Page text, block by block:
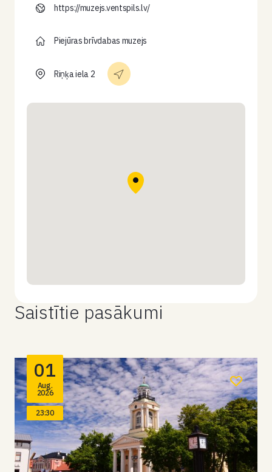
https://muzejs.ventspils.lv/
Piejūras brīvdabas muzejs
Riņķa iela 2
Saistītie pasākumi
01
Aug.
2026
23:30